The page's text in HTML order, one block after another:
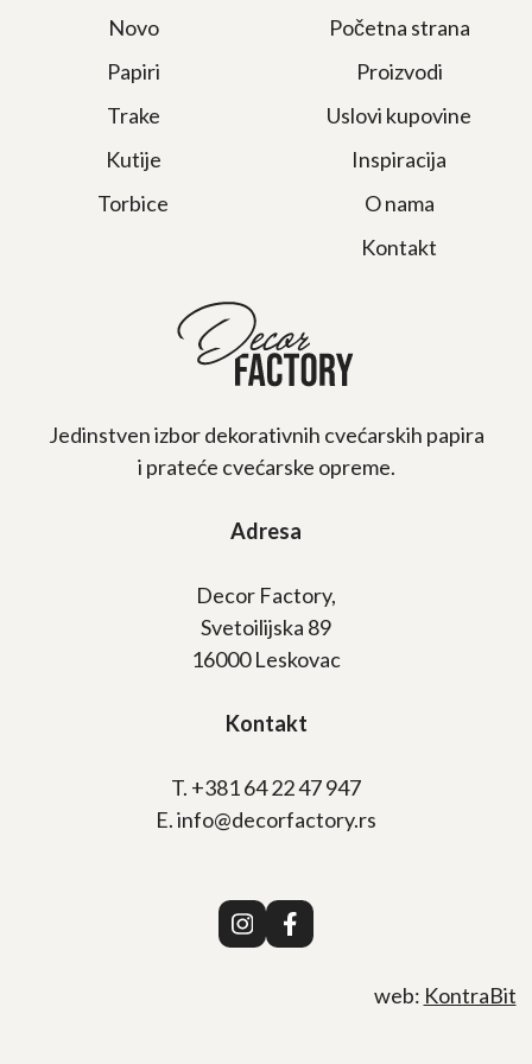
Novo
Papiri
Trake
Kutije
Torbice
Početna strana
Proizvodi
Uslovi kupovine
Inspiracija
O nama
Kontakt
Jedinstven izbor dekorativnih cvećarskih papira
i prateće cvećarske opreme.
Adresa
Decor Factory,
Svetoilijska 89
16000 Leskovac
Kontakt
T. +381 64 22 47 947
E. info@decorfactory.rs
web: KontraBit